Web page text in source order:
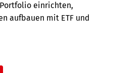
einrichten,
aufbauen mit ETF und